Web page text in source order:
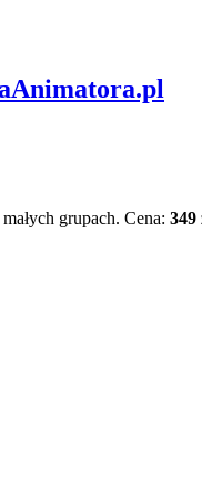
grupach. Cena: 349